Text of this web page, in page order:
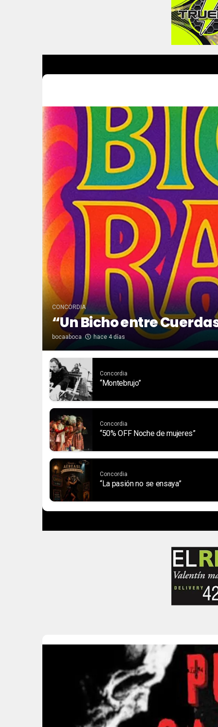
CONCORDIA
“Un Bicho entre
bocaaboca hace 4 días
Concordia
“Montebrujo”
Concordia
“50% OFF Noche de mujeres”
Concordia
“La pasión no se ensaya”